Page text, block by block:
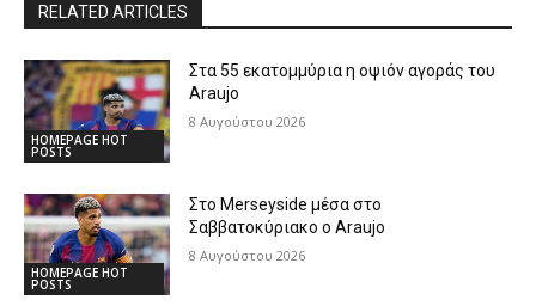
RELATED ARTICLES
HOMEPAGE HOT
POSTS
Στα 55 εκατομμύρια η οψιόν αγοράς του
Araujo
8 Αυγούστου 2026
HOMEPAGE HOT
POSTS
Στο Merseyside μέσα στο
Σαββατοκύριακο ο Araujo
8 Αυγούστου 2026